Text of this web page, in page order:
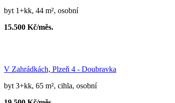
byt 1+kk, 44 m², osobní
15.500 Kč/měs.
V Zahrádkách, Plzeň 4 - Doubravka
byt 3+kk, 65 m², cihla, osobní